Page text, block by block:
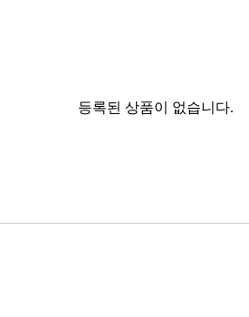
등록된 상품이 없습니다.